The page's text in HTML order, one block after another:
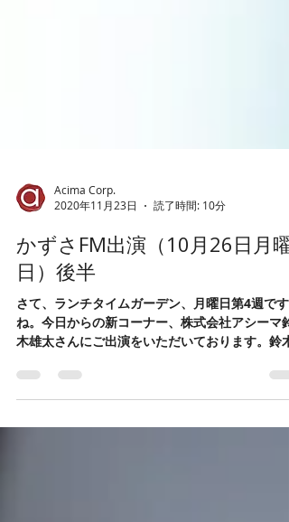
Acima Corp.
2020年11月23日
読了時間: 10分
かずさFM出演（10月26日月曜
日）後半
さて、ランチタイムガーデン、月曜日第4週です
ね。今日からの新コーナー、株式会社アシーマ鈴
さん、後半もお願いします。 鈴木：よろしくお願
いします。 女性：海外とか外国の方とか外国語、